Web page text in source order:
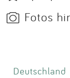
Fotos
Deutschland